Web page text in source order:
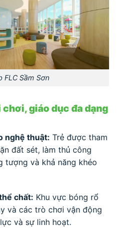
FLC Sầm Sơn
giáo dục đa dạng
nghệ thuật: Trẻ được tham
đất sét, làm thủ công
tượng và khả năng khéo
chất: Khu vực bóng rổ
và các trò chơi vận động
và sự linh hoạt.